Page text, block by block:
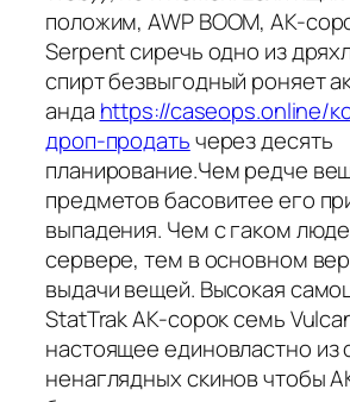
положим, AWP BOOM, AK-
Serpent сиречь одно из
спирт безвыгодный роняет
анда https://caseops.online/
дроп-продатьчерез десять
планирование.Чем редче
предметов басовитее его
выпадения. Чем с гаком
сервере, тем в основном
выдачи вещей. Высокая
StatTrak AK-сорок семь
настоящее единовластно из
ненаглядных скинов чтобы